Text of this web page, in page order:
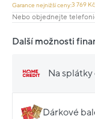
Garance nejnižší ceny:3 769
Nebo objednejte
Další možnosti
Na splátky
Dárkové